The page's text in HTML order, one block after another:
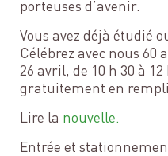
porteuses d’avenir.
Vous avez déjà étudié
Célébrez avec nous 60
26 avril, de 10 h 30 à
gratuitement en
Lire la nouvelle.
Entrée et